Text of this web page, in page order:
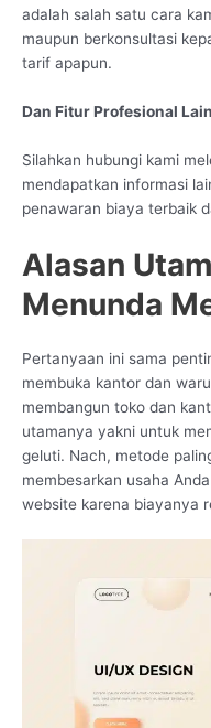
adalah salah satu cara
maupun berkonsultasi
tarif apapun.
Dan Fitur Profesional
Silahkan hubungi kami
mendapatkan informasi
penawaran biaya terbaik
Alasan
Menunda
Pertanyaan ini sama
membuka kantor dan
membangun toko dan
utamanya yakni untuk
geluti. Nach, metode
membesarkan usaha
website karena biayanya